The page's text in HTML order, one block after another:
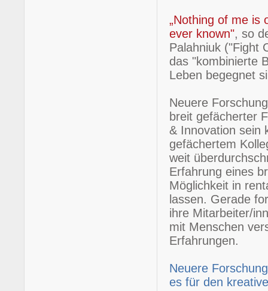
„Nothing of me is
ever known", so
Palahniuk ("Fight
das "kombinierte
Leben begegnet
Neuere
breit gefächerter
& Innovation sein
gefächertem
weit
Erfahrung eines
Möglichkeit in
lassen. Gerade
ihre Mitarbeiter/
mit Menschen
Erfahrungen.
Neuere
es für den